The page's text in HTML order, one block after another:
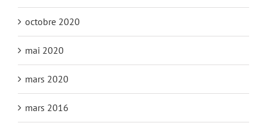
octobre 2020
mai 2020
mars 2020
mars 2016